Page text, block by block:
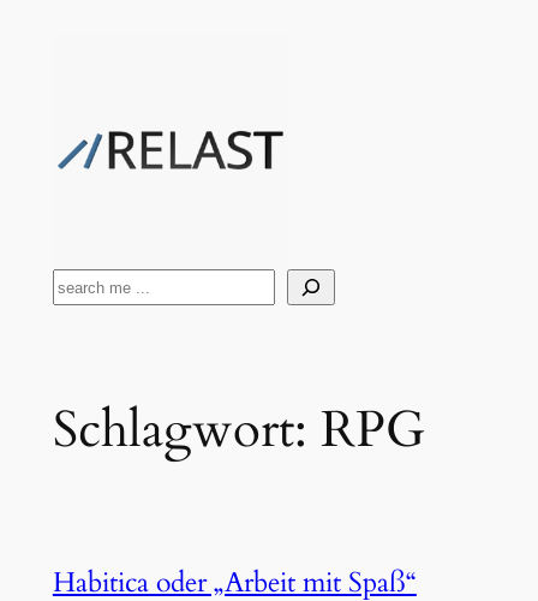
Suchen
Schlagwort: RPG
Habitica oder „Arbeit mit Spaß“